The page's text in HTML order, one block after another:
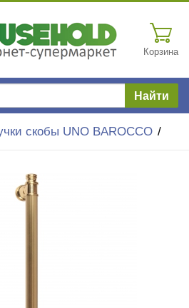
Корзина
Найти
скобы UNO BAROCCO